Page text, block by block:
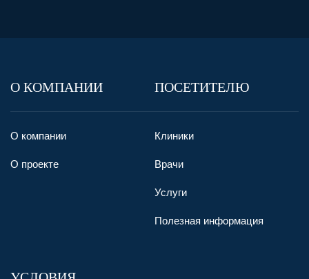
О КОМПАНИИ
О компании
О проекте
ПОСЕТИТЕЛЮ
Клиники
Врачи
Услуги
Полезная информация